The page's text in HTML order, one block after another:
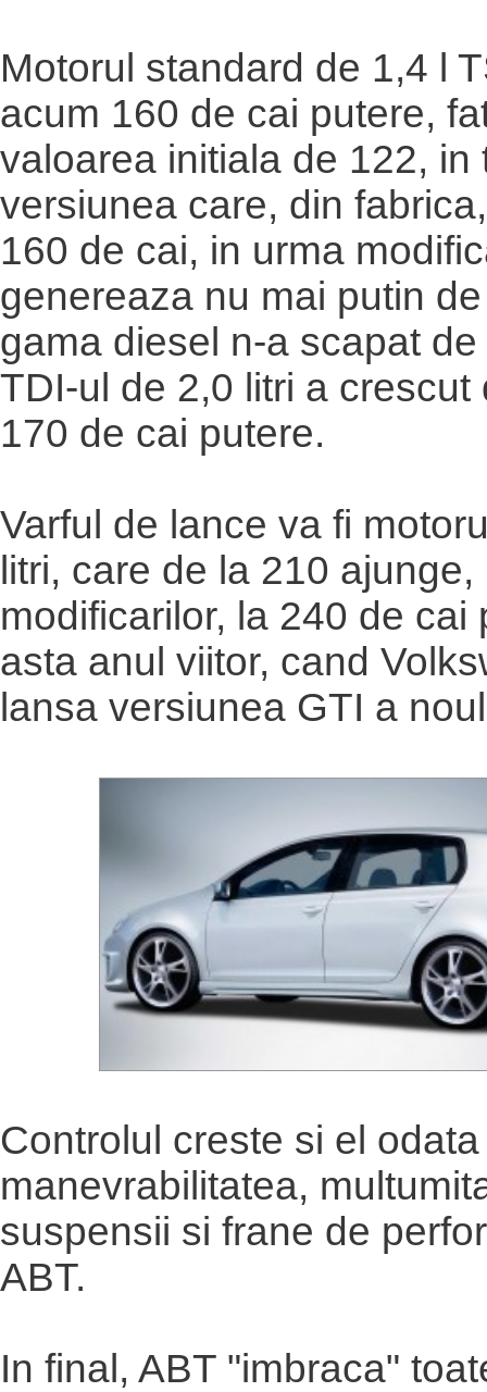
Motorul standard de 1,4 l
acum 160 de cai putere,
valoarea initiala de 122, in
versiunea care, din
160 de cai, in urma
genereaza nu mai putin
gama diesel n-a scapat
TDI-ul de 2,0 litri a crescut
170 de cai putere.
Varful de lance va fi
litri, care de la 210 ajunge,
modificarilor, la 240 de cai
asta anul viitor, cand
lansa versiunea GTI a
Controlul creste si el
manevrabilitatea,
suspensii si frane de
ABT.
In final, ABT "imbraca"